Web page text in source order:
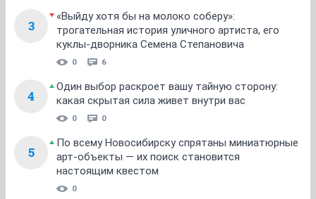
3
«Выйду хотя бы на молоко соберу»:
трогательная история уличного артиста, его
куклы-дворника Семена Степановича
0 6
4
Один выбор раскроет вашу тайную сторону:
какая скрытая сила живет внутри вас
0 0
5
По всему Новосибирску спрятаны миниатюрные
арт-объекты — их поиск становится
настоящим квестом
0